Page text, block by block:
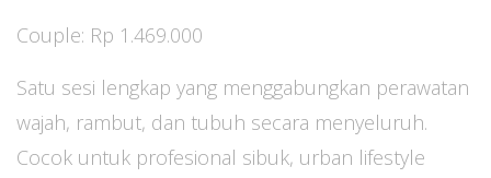
Couple: Rp 1.469.000
Satu sesi lengkap yang menggabungkan perawatan
wajah, rambut, dan tubuh secara menyeluruh.
Cocok untuk profesional sibuk, urban lifestyle